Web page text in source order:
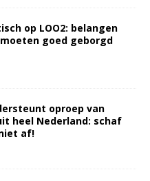
op LOO2: belangen
goed geborgd
oproep van
heel Nederland: schaf
af!